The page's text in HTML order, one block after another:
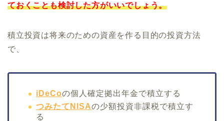
ておくことも検討した方がいいでしょう。
積立投資は将来のための資産を作る目的の投資方法
で、
iDeCoの個人確定拠出年金で積立する
つみたてNISAの少額投資非課税で積立す
る